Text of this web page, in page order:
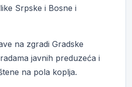
Srpske i Bosne i
na zgradi Gradske
javnih preduzeća i
na pola koplja.